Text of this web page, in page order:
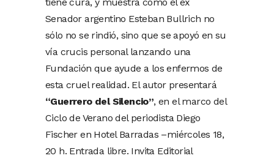
Senador argentino Esteban Bullrich no
sólo no se rindió, sino que se apoyó en su
vía crucis personal lanzando una
Fundación que ayude a los enfermos de
esta cruel realidad. El autor presentará
“Guerrero del Silencio”, en el marco del
Ciclo de Verano del periodista Diego
Fischer en Hotel Barradas –miércoles 18,
20 h. Entrada libre. Invita Editorial